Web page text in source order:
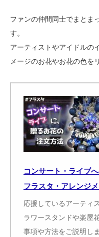
ファンの仲間同士でまとま
す。
アーティストやアイドルの
メージのお花やお花の色を
コンサート・ライブ
フラスタ・アレンジメ
応援しているアーティ
ラワースタンドや楽屋
事項や方法をご説明